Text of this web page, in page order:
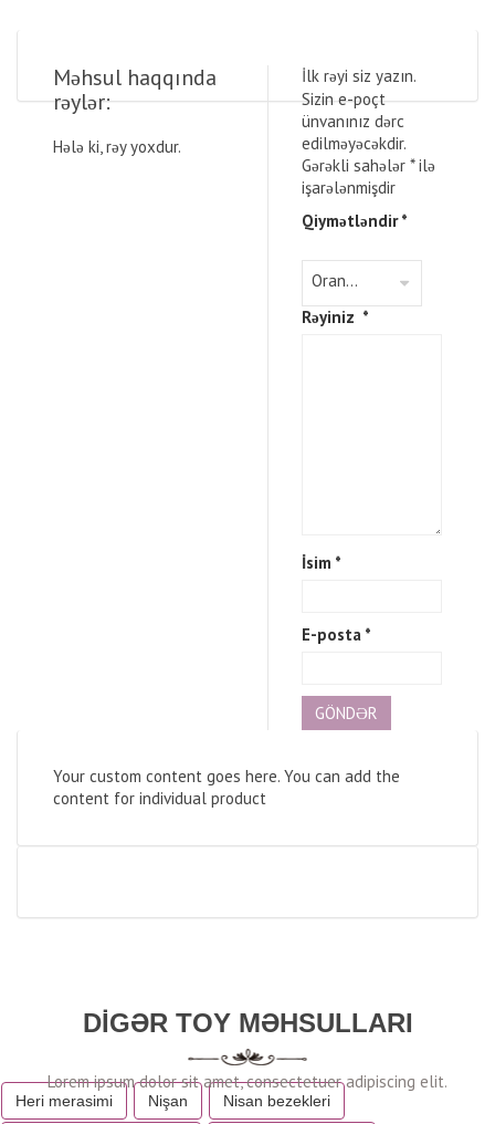
Məhsul haqqında
rəylər:
Hələ ki, rəy yoxdur.
İlk rəyi siz yazın.
Sizin e-poçt
ünvanınız dərc
edilməyəcəkdir.
Gərəkli sahələr *ilə
işarələnmişdir
Qiymətləndir*
Rəyiniz *
İsim *
E-posta *
Your custom content goes here. You can add the
content for individual product
DIGƏR TOY MƏHSULLARI
Heri merasimi Nişan Nisan bezekleri